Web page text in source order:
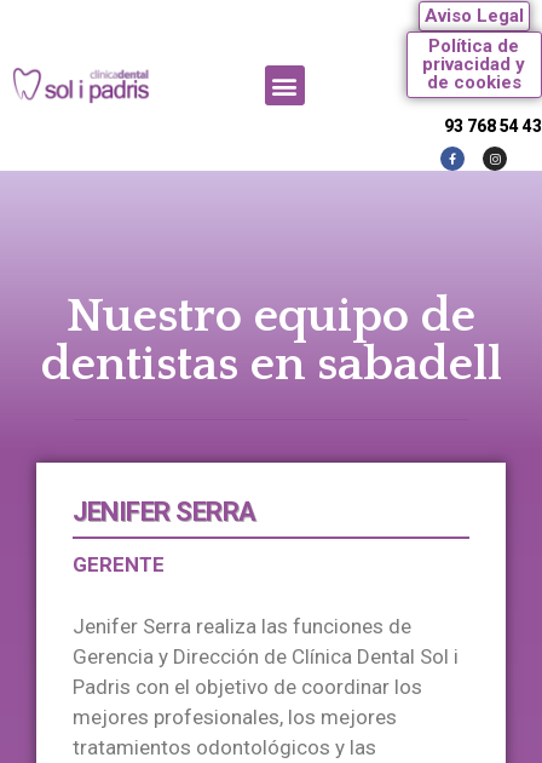
Aviso Legal
Política de
privacidad y
de cookies
93 768 54 43
Nuestro equipo de
dentistas en sabadell
JENIFER SERRA
GERENTE
Jenifer Serra realiza las funciones de
Gerencia y Dirección de Clínica Dental Sol i
Padris con el objetivo de coordinar los
mejores profesionales, los mejores
tratamientos odontológicos y las